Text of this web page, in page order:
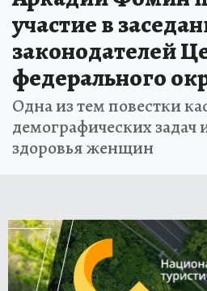
участие в
законодателей
федерального
Одна из тем повестки
демографических задач
здоровья женщин